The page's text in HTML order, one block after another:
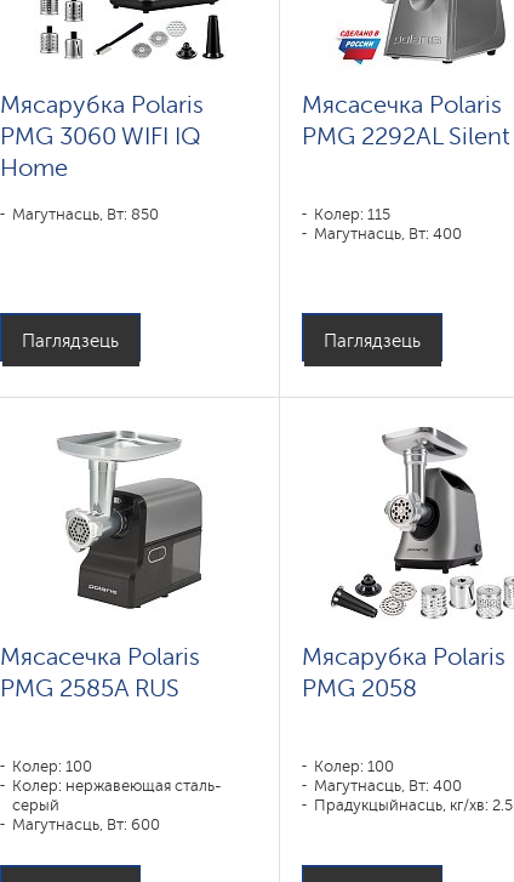
Мясарубка Polaris
PMG 3060 WIFI IQ
Home
Магутнасць, Вт: 850
Паглядзець
Мясасечка Polaris
PMG 2292AL Silent
Колер: 115
Магутнасць, Вт: 400
Паглядзець
Мясасечка Polaris
PMG 2585A RUS
Колер: 100
Колер: нержавеющая сталь-
серый
Магутнасць, Вт: 600
Мясарубка Polaris
PMG 2058
Колер: 100
Магутнасць, Вт: 400
Прадукцыйнасць, кг/хв: 2.5